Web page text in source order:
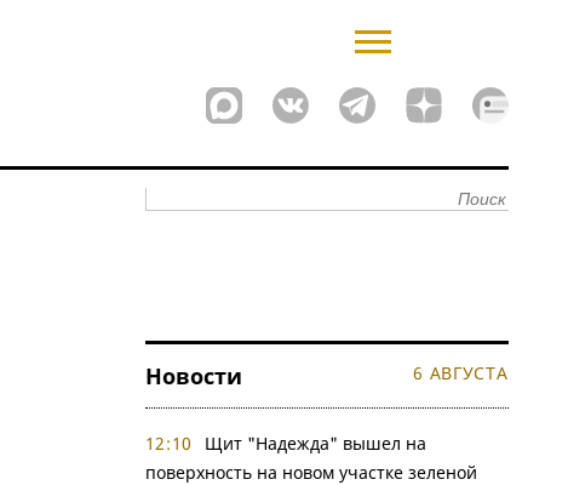
Новости 6 АВГУСТА
12:10
Щит "Надежда" вышел на
поверхность на новом участке зеленой